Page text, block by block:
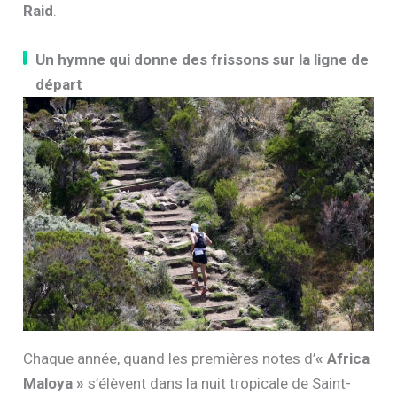
Raid
Un hymne qui donne des frissons sur la ligne de
départ
Chaque année, quand les premières notes d’« Africa
Maloya » s’élèvent dans la nuit tropicale de Saint-